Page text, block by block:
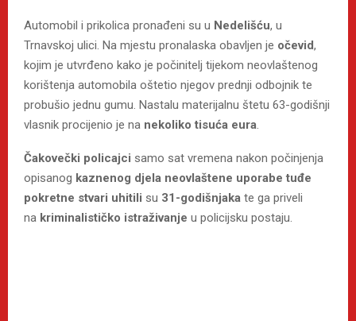
Automobil i prikolica pronađeni su u Nedelišću, u
Trnavskoj ulici. Na mjestu pronalaska obavljen je očevid,
kojim je utvrđeno kako je počinitelj tijekom neovlaštenog
korištenja automobila oštetio njegov prednji odbojnik te
probušio jednu gumu. Nastalu materijalnu štetu 63-godišnji
vlasnik procijenio je na nekoliko tisuća eura.
Čakovečki policajci samo sat vremena nakon počinjenja
opisanog kaznenog djela neovlaštene uporabe tuđe
pokretne stvari uhitili su 31-godišnjaka te ga priveli
na kriminalističko istraživanje u policijsku postaju.